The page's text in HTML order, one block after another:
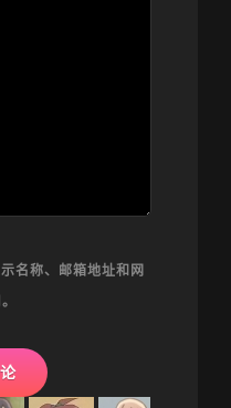
名称、邮箱地址和网